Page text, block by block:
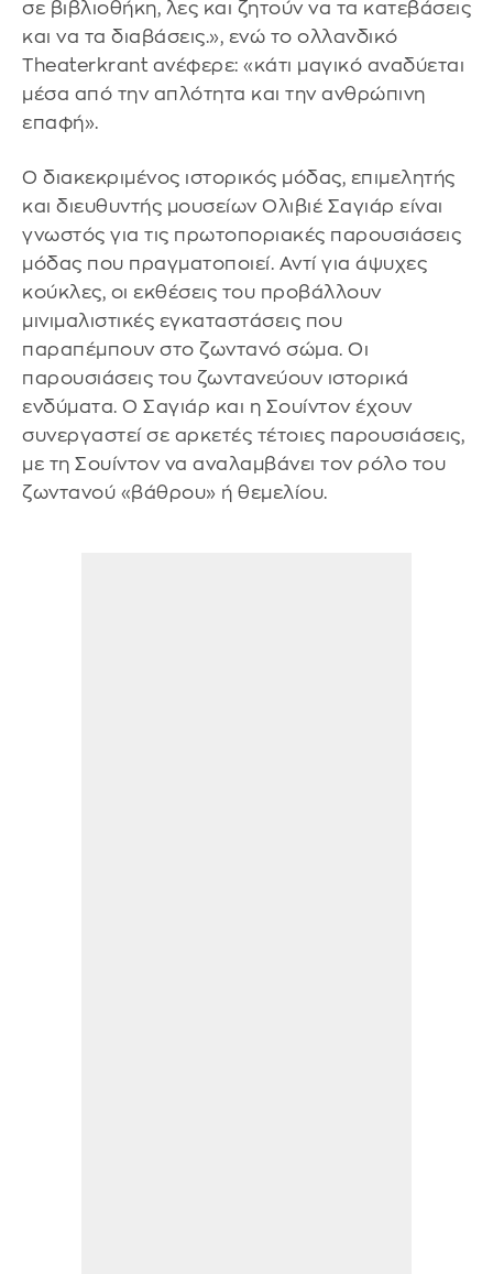
σε βιβλιοθήκη, λες και ζητούν να τα κατεβάσεις
και να τα διαβάσεις.», ενώ το ολλανδικό
Τheaterkrant ανέφερε: «κάτι μαγικό αναδύεται
μέσα από την απλότητα και την ανθρώπινη
επαφή».
Ο διακεκριμένος ιστορικός μόδας, επιμελητής
και διευθυντής μουσείων Ολιβιέ Σαγιάρ είναι
γνωστός για τις πρωτοποριακές παρουσιάσεις
μόδας που πραγματοποιεί. Αντί για άψυχες
κούκλες, οι εκθέσεις του προβάλλουν
μινιμαλιστικές εγκαταστάσεις που
παραπέμπουν στο ζωντανό σώμα. Οι
παρουσιάσεις του ζωντανεύουν ιστορικά
ενδύματα. Ο Σαγιάρ και η Σουίντον έχουν
συνεργαστεί σε αρκετές τέτοιες παρουσιάσεις,
με τη Σουίντον να αναλαμβάνει τον ρόλο του
ζωντανού «βάθρου» ή θεμελίου.